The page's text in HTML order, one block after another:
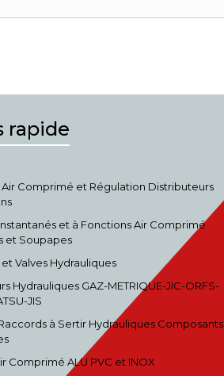
rapide
Comprimé et Régulation Distributeurs
et à Fonctions Air Comprimé
et Soupapes
Valves Hydrauliques
Hydrauliques GAZ-METRIQUE-JIC-ORFS-
JIS
à Sertir Hydrauliques Composants
Comprimé ALU PVC et INOX